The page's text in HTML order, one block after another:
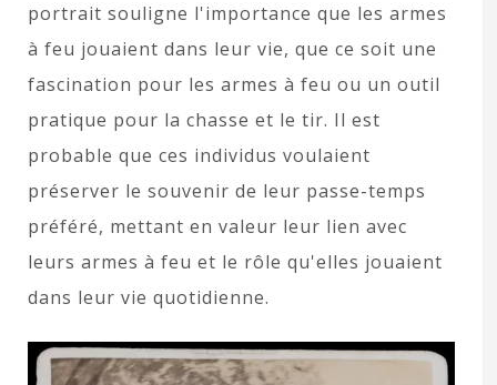
portrait souligne l'importance que les armes
à feu jouaient dans leur vie, que ce soit une
fascination pour les armes à feu ou un outil
pratique pour la chasse et le tir. Il est
probable que ces individus voulaient
préserver le souvenir de leur passe-temps
préféré, mettant en valeur leur lien avec
leurs armes à feu et le rôle qu'elles jouaient
dans leur vie quotidienne.